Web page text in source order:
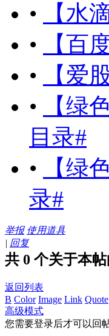
•
【水
•
【百
•
【爱
•
【绿
目录#
•
【绿
录#
举报 使用道具
| 回复
共 0 个关于本
返回列表
B Color Image Link Quote
高级模式
您需要登录后才可以回